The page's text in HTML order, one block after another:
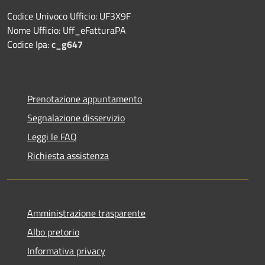
Codice Univoco Ufficio: UF3X9F
Nome Ufficio: Uff_eFatturaPA
Codice Ipa:c_g647
Prenotazione appuntamento
Segnalazione disservizio
Leggi le FAQ
Richiesta assistenza
Amministrazione trasparente
Albo pretorio
Informativa privacy